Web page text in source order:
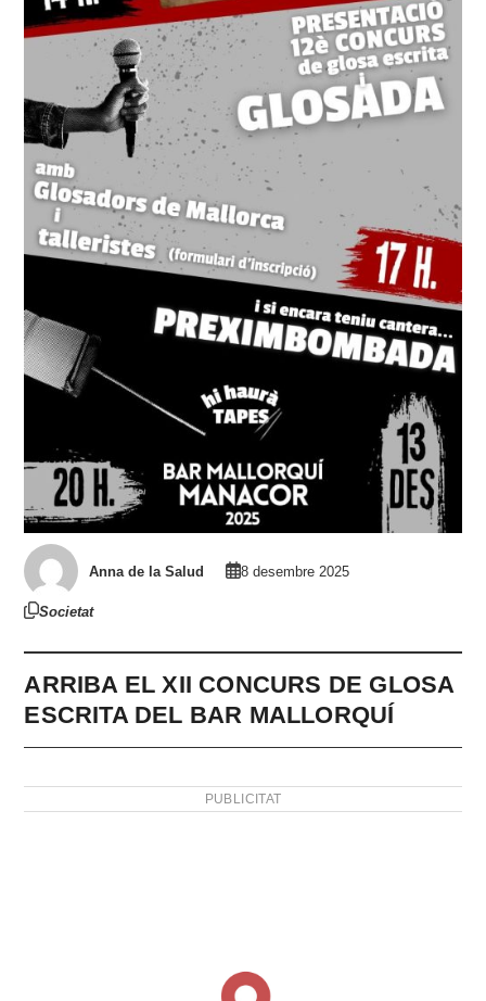
Anna de la Salud 8 desembre 2025
Societat
ARRIBA EL XII CONCURS DE GLOSA
ESCRITA DEL BAR MALLORQUÍ
PUBLICITAT